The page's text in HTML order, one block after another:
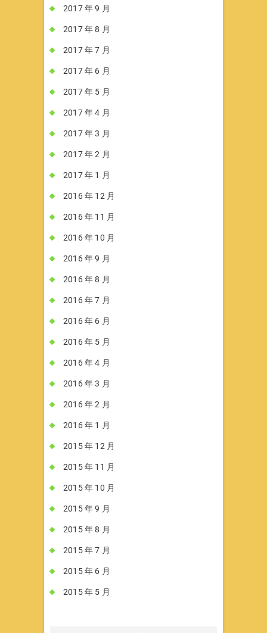
2017 年 9 月
2017 年 8 月
2017 年 7 月
2017 年 6 月
2017 年 5 月
2017 年 4 月
2017 年 3 月
2017 年 2 月
2017 年 1 月
2016 年 12 月
2016 年 11 月
2016 年 10 月
2016 年 9 月
2016 年 8 月
2016 年 7 月
2016 年 6 月
2016 年 5 月
2016 年 4 月
2016 年 3 月
2016 年 2 月
2016 年 1 月
2015 年 12 月
2015 年 11 月
2015 年 10 月
2015 年 9 月
2015 年 8 月
2015 年 7 月
2015 年 6 月
2015 年 5 月